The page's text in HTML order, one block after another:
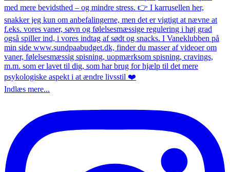
Indlæs mere...